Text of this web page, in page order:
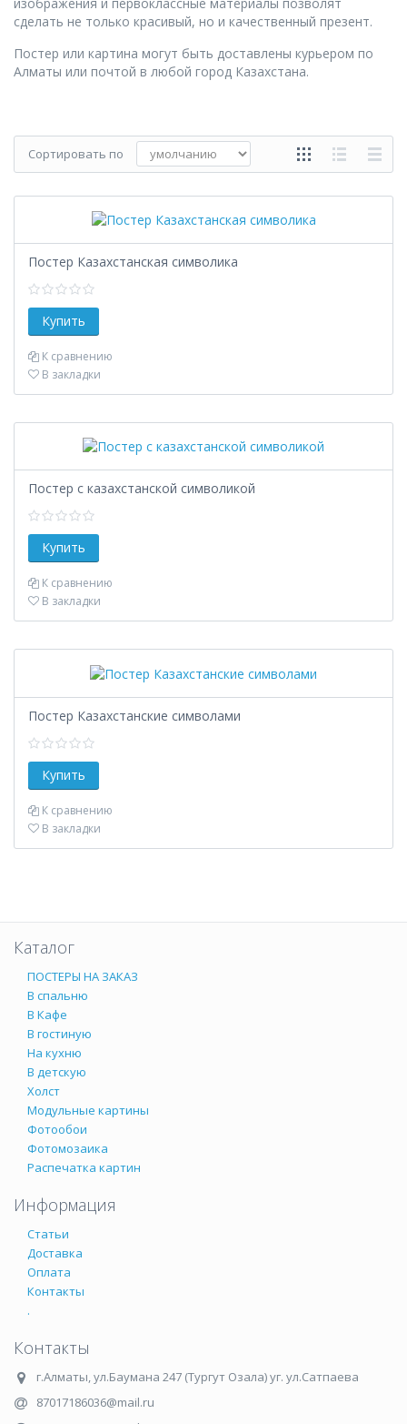
сделать не только красивый, но и качественный презент.
Постер или картина могут быть доставлены курьером по
Алматы или почтой в любой город Казахстана.
Сортировать по
Постер Казахстанская символика
К сравнению
В закладки
Постер с казахстанской символикой
К сравнению
В закладки
Постер Казахстанские символами
К сравнению
В закладки
Каталог
ПОСТЕРЫ НА ЗАКАЗ
В спальню
В Кафе
В гостиную
На кухню
В детскую
Холст
Модульные картины
Фотообои
Фотомозаика
Распечатка картин
Информация
Статьи
Доставка
Оплата
Контакты
.
Контакты
г.Алматы ул.Баумана 247 (Тургут Озала) уг. ул.Сатпаева
87017186036@mail.ru